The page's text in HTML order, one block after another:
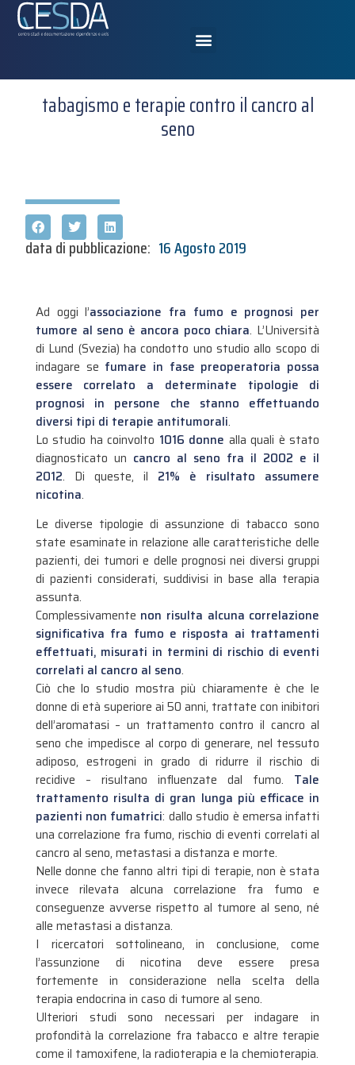
tabagismo e terapie contro il cancro al
seno
data di pubblicazione: 16 Agosto 2019
Ad oggi l’associazione fra fumo e prognosi per
tumore al seno è ancora poco chiara. L’Università
di Lund (Svezia) ha condotto uno studio allo scopo di
indagare se fumare in fase preoperatoria possa
essere correlato a determinate tipologie di
prognosi in persone che stanno effettuando
diversi tipi di terapie antitumorali.
Lo studio ha coinvolto 1016 donne alla quali è stato
diagnosticato un cancro al seno fra il 2002 e il
2012. Di queste, il 21% è risultato assumere
nicotina.
Le diverse tipologie di assunzione di tabacco sono
state esaminate in relazione alle caratteristiche delle
pazienti, dei tumori e delle prognosi nei diversi gruppi
di pazienti considerati, suddivisi in base alla terapia
assunta.
Complessivamente non risulta alcuna correlazione
significativa fra fumo e risposta ai trattamenti
effettuati, misurati in termini di rischio di eventi
correlati al cancro al seno.
Ciò che lo studio mostra più chiaramente è che le
donne di età superiore ai 50 anni, trattate con inibitori
dell’aromatasi – un trattamento contro il cancro al
seno che impedisce al corpo di generare, nel tessuto
adiposo, estrogeni in grado di ridurre il rischio di
recidive – risultano influenzate dal fumo. Tale
trattamento risulta di gran lunga più efficace in
pazienti non fumatrici: dallo studio è emersa infatti
una correlazione fra fumo, rischio di eventi correlati al
cancro al seno, metastasi a distanza e morte.
Nelle donne che fanno altri tipi di terapie, non è stata
invece rilevata alcuna correlazione fra fumo e
conseguenze avverse rispetto al tumore al seno, né
alle metastasi a distanza.
I ricercatori sottolineano, in conclusione, come
l’assunzione di nicotina deve essere presa
fortemente in considerazione nella scelta della
terapia endocrina in caso di tumore al seno.
Ulteriori studi sono necessari per indagare in
profondità la correlazione fra tabacco e altre terapie
come il tamoxifene, la radioterapia e la chemioterapia.